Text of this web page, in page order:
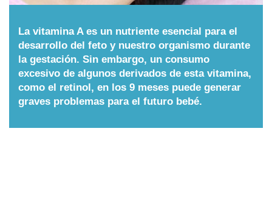
Nombres
Cuentos
La vitamina A es un nutriente esencial para el
desarrollo del feto y nuestro organismo durante
la gestación. Sin embargo, un consumo
excesivo de algunos derivados de esta vitamina,
como el retinol, en los 9 meses puede generar
graves problemas para el futuro bebé.